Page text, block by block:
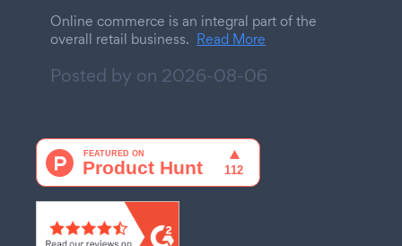
Online commerce is an integral part of the
overall retail business. Read More
Posted by on 2026-08-06